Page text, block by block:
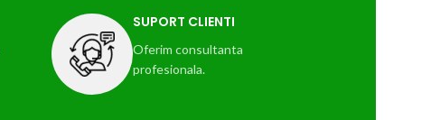
SUPORT CLIENTI
Oferim consultanta
profesionala.